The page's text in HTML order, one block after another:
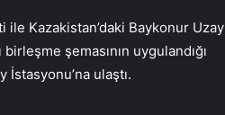
ile Kazakistan’daki Baykonur Uzay
şemasının uygulandığı
İstasyonu’na ulaştı.